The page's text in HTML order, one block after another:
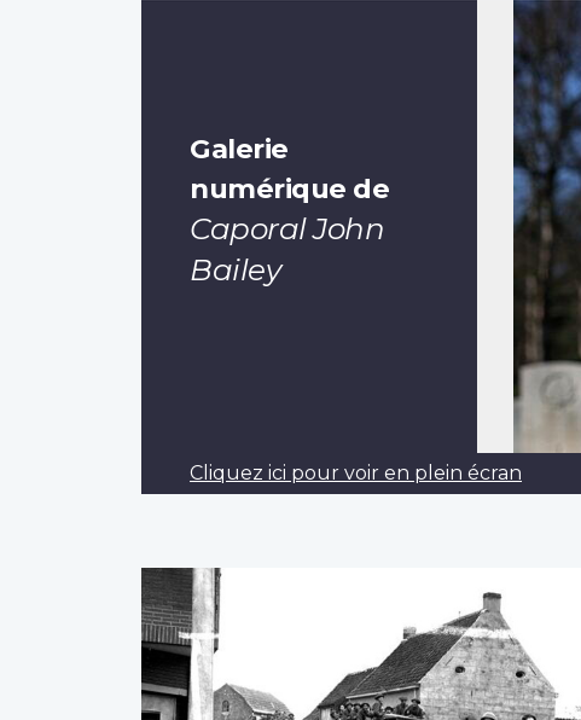
Galerie
numérique de
Caporal John
Bailey
Cliquez ici pour voir en plein écran